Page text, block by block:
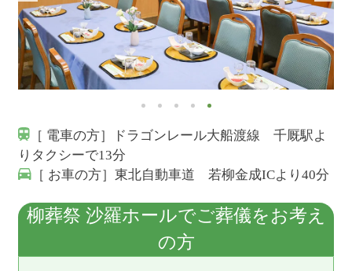
［ 電車の方］ドラゴンレール大船渡線 千厩駅よ
りタクシーで13分
［ お車の方］東北自動車道 若柳金成ICより40分
柳葬祭 沙羅ホールでご葬儀をお考え
の方